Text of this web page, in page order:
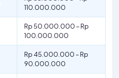
110.000.000
Rp 50.000.000 – Rp
100.000.000
Rp 45.000.000 – Rp
90.000.000